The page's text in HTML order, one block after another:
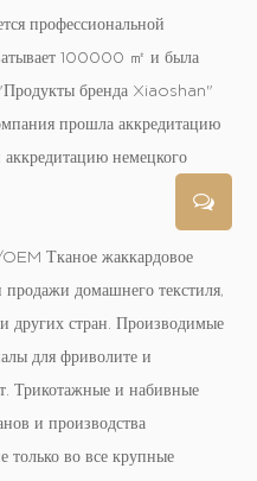
профессиональной
100000 ㎡ и была
бренда Xiaoshan"
прошла аккредитацию
немецкого
Тканое жаккардовое
домашнего текстиля,
других стран. Производимые
для фриволите и
Трикотажные и набивные
и производства
только во все крупные